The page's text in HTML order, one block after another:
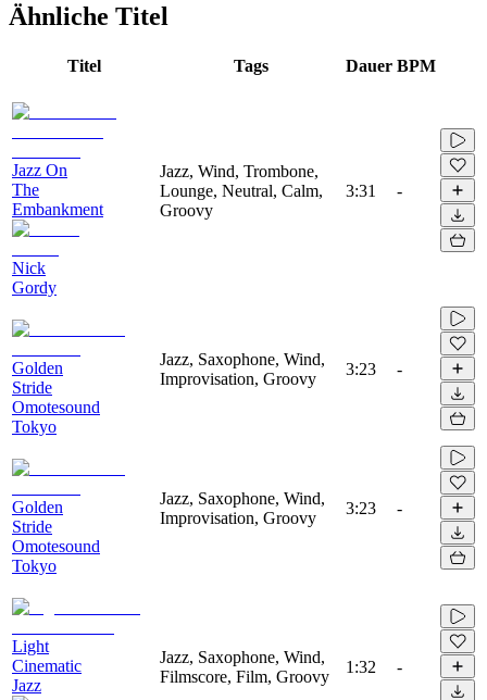
Ähnliche Titel
Titel Tags Dauer BPM
Jazz On
The
Embankment
Nick
Gordy
Jazz, Wind, Trombone,
Lounge, Neutral, Calm,
Groovy
3:31 -
Golden
Stride
Omotesound
Tokyo
Jazz, Saxophone, Wind,
Improvisation, Groovy
3:23 -
Golden
Stride
Omotesound
Tokyo
Jazz, Saxophone, Wind,
Improvisation, Groovy
3:23 -
Light
Cinematic
Jazz
Jazz, Saxophone, Wind,
Filmscore, Film, Groovy
1:32 -